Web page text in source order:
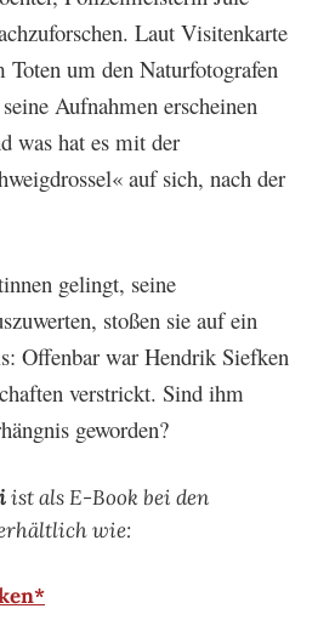
Laut Visitenkarte
Toten um den Naturfotografen
Aufnahmen erscheinen
was hat es mit der
auf sich, nach der
gelingt, seine
stoßen sie auf ein
Offenbar war Hendrik Siefken
verstrickt. Sind ihm
geworden?
ist als E-Book bei den
wie: